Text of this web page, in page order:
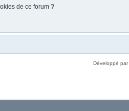
de ce forum ?
Développé par